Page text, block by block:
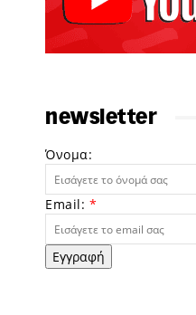
newsletter
Όνομα:
Email: *
Εγγραφή